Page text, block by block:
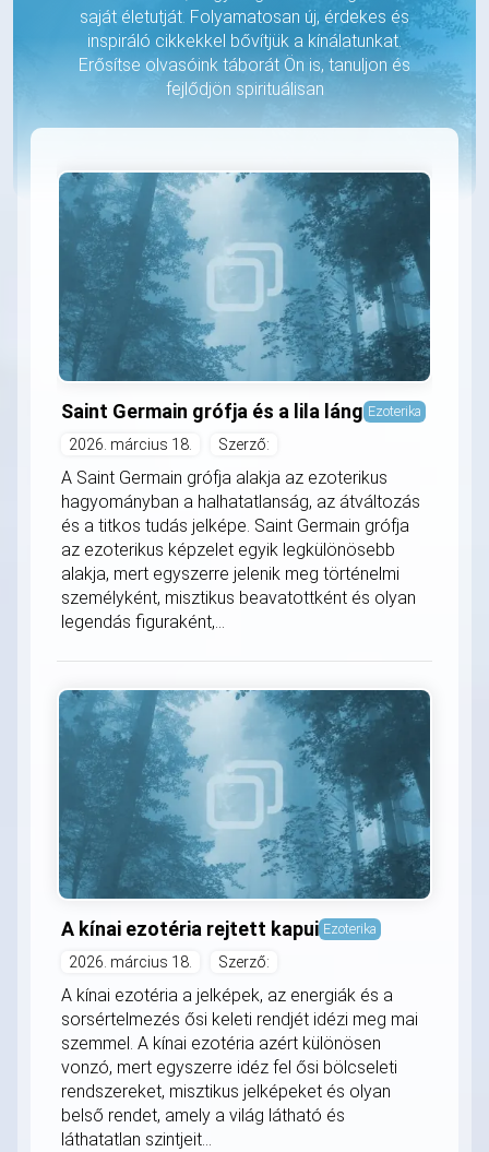
saját életutját. Folyamatosan új, érdekes és
inspiráló cikkekkel bővítjük a kínálatunkat.
Erősítse olvasóink táborát Ön is, tanuljon és
fejlődjön spirituálisan
Saint Germain grófja és a lila láng Ezoterika
2026. március 18. Szerző:
A Saint Germain grófja alakja az ezoterikus
hagyományban a halhatatlanság, az átváltozás
és a titkos tudás jelképe. Saint Germain grófja
az ezoterikus képzelet egyik legkülönösebb
alakja, mert egyszerre jelenik meg történelmi
személyként, misztikus beavatottként és olyan
legendás figuraként,...
A kínai ezotéria rejtett kapui Ezoterika
2026. március 18. Szerző:
A kínai ezotéria a jelképek, az energiák és a
sorsértelmezés ősi keleti rendjét idézi meg mai
szemmel. A kínai ezotéria azért különösen
vonzó, mert egyszerre idéz fel ősi bölcseleti
rendszereket, misztikus jelképeket és olyan
belső rendet, amely a világ látható és
láthatatlan szintjeit...